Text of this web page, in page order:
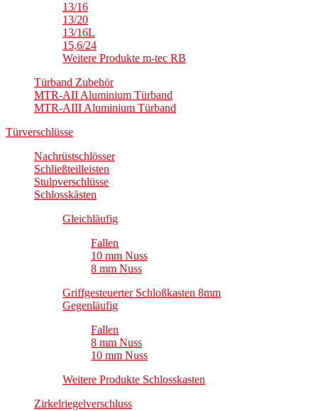
13/16
13/20
13/16L
15,6/24
Weitere Produkte m-tec RB
Türband Zubehör
MTR-AII Aluminium Türband
MTR-AIII Aluminium Türband
Türverschlüsse
Nachrüstschlösser
Schließteilleisten
Stulpverschlüsse
Schlosskästen
Gleichläufig
Fallen
10 mm Nuss
8 mm Nuss
Griffgesteuerter Schloßkasten 8mm
Gegenläufig
Fallen
8 mm Nuss
10 mm Nuss
Weitere Produkte Schlosskasten
Zirkelriegelverschluss